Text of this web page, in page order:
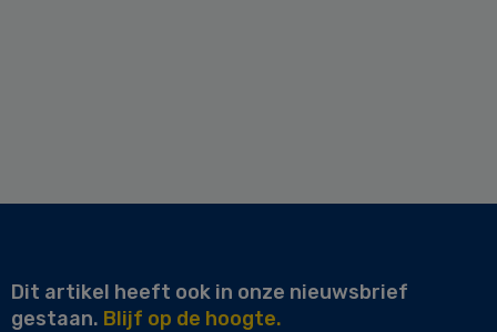
Dit artikel heeft ook in onze nieuwsbrief
gestaan. Blijf op de hoogte.